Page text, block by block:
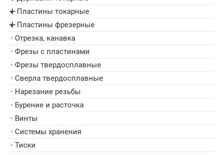
▸ Пластины токарные
▸ Пластины фрезерные
• Отрезка, канавка
• Фрезы с пластинами
• Фрезы твердосплавные
• Сверла твердосплавные
• Нарезание резьбы
• Бурение и расточка
• Винты
• Системы хранения
• Тиски